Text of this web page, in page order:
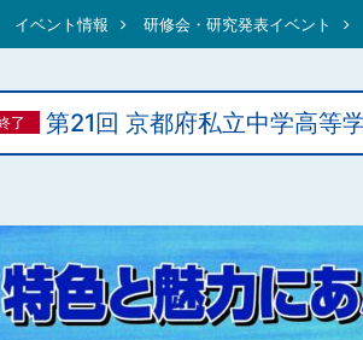
イベント情報 研修会・研究発表イベント
了 第21回 京都府私立中学高等